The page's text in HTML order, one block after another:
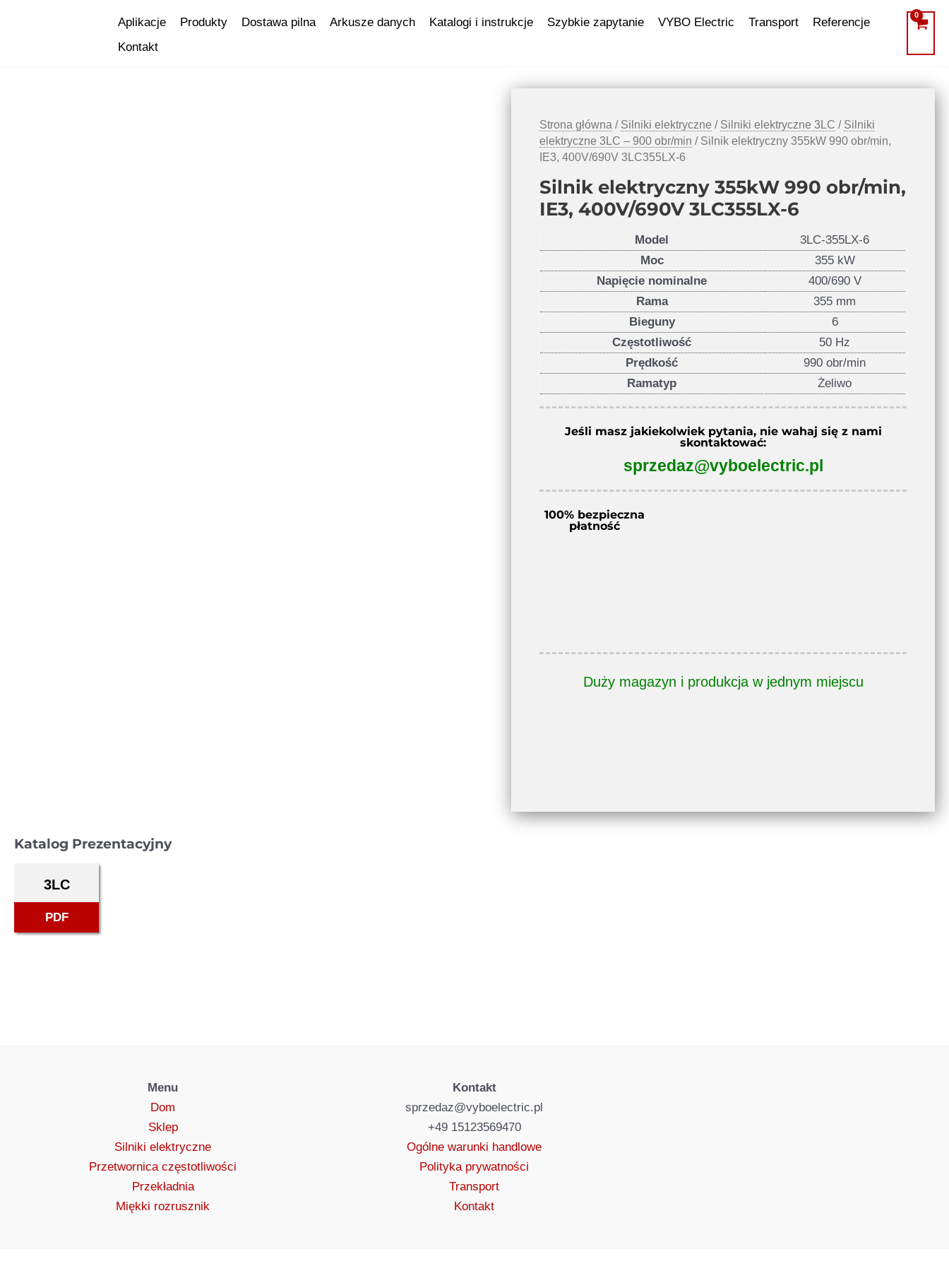
Aplikacje Produkty Dostawa pilna Arkusze danych Katalogi i instrukcje Szybkie zapytanie VYBO Electric Transport
Referencje
Kontakt
Strona główna / Silniki elektryczne / Silniki elektryczne 3LC / Silniki
elektryczne 3LC – 900 obr/min / Silnik elektryczny 355kW 990 obr/min,
IE3, 400V/690V 3LC355LX-6
Silnik elektryczny 355kW 990 obr/min,
IE3, 400V/690V 3LC355LX-6
Model
3LC-355LX-6
Moc
355 kW
Napięcie nominalne
400/690 V
Rama
355 mm
Bieguny
6
Częstotliwość
50 Hz
Prędkość
990 obr/min
Ramatyp
Żeliwo
Jeśli masz jakiekolwiek pytania, nie wahaj się z nami
skontaktować:
sprzedaz@vyboelectric.pl
100% bezpieczna
płatność
Duży magazyn i produkcja w jednym miejscu
Katalog Prezentacyjny
3LC
PDF
Menu
Dom
Sklep
Silniki elektryczne
Przetwornica częstotliwości
Przekładnia
Miękki rozrusznik
Kontakt
sprzedaz@vyboelectric.pl
+49 15123569470
Ogólne warunki handlowe
Polityka prywatności
Transport
Kontakt